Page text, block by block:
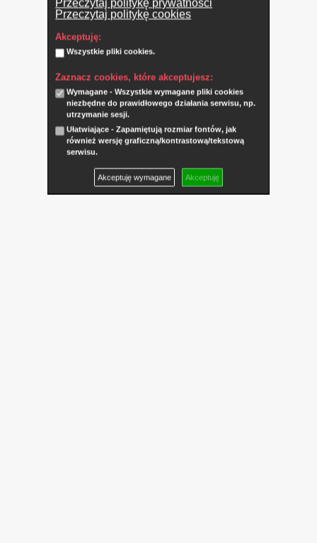
Przeczytaj politykę prywatności
Przeczytaj politykę cookies
Akceptuję:
Wszystkie pliki cookies.
Zaznacz cookies, które akceptujesz:
Wymagane - Wszystkie wymagane pliki cookies
niezbędne do prawidłowego działania serwisu, np.
utrzymanie sesji.
Ułatwiające - Zapamiętują rozmiar fontów, jak
również wersję graficzną/kontrastową/tekstową
serwisu.
Akceptuję wymagane Akceptuję